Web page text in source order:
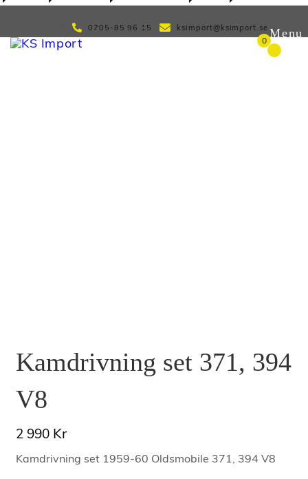
0705-85 96 15 ksimport@ksimport.se Menu
0
Kamdrivning set 371, 394
V8
2 990 Kr
Kamdrivning set 1959-60 Oldsmobile 371, 394 V8